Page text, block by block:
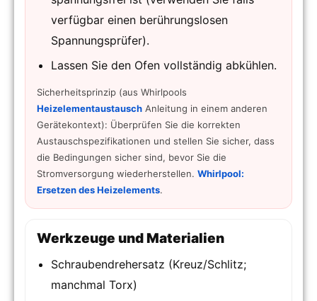
verfügbar einen berührungslosen
Spannungsprüfer).
Lassen Sie den Ofen vollständig abkühlen.
Sicherheitsprinzip (aus Whirlpools
Heizelementaustausch Anleitung in einem anderen
Gerätekontext): Überprüfen Sie die korrekten
Austauschspezifikationen und stellen Sie sicher, dass
die Bedingungen sicher sind, bevor Sie die
Stromversorgung wiederherstellen. Whirlpool:
Ersetzen des Heizelements.
Werkzeuge und Materialien
Schraubendrehersatz (Kreuz/Schlitz;
manchmal Torx)